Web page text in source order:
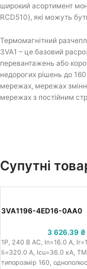
широкий асортимент
RCD510), які можуть
Термомагнітний
3VA1 – це базовий
перевантажень або
недорогих рішень до
мережах, мережах
мережах з постійним
Супутні
3VA1196-4ED16-0AA0
3 626.39 ₴
1P, 240 В АС, In=16.0 A,
Iі=320.0 A, Icu=36.0 кА,
типорозмір 160,